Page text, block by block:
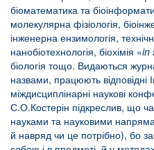
біоматематика та
молекулярна фізіологія,
інженерна ензимологія,
нанобіотехнологія, біохімія «in
біологія тощо. Видаються
назвами, працюють відповідні
міждисциплінарні наукові
С.О.Костерін підкреслив, що
науками та науковими
й навряд чи це потрібно), бо